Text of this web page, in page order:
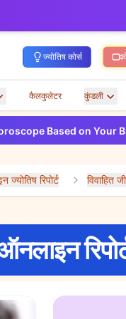
ज्योतिष कोर्स
कैलकुलेटर कुंडली
Based on Your Birth
ज्योतिष रिपोर्ट विवाहित